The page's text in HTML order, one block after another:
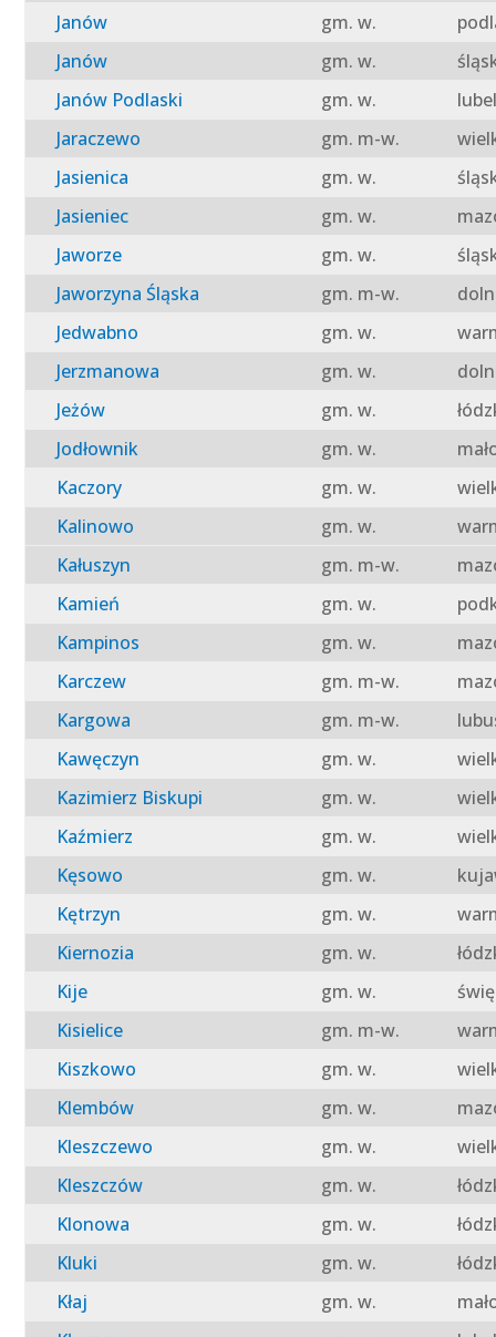
Janów gm. w.
Janów
gm. w.
Janów Podlaski
gm. w.
Jaraczewo
gm. m-w.
Jasienica
gm. w.
Jasieniec
gm. w.
Jaworze
gm. w.
Jaworzyna Śląska
gm. m-w.
Jedwabno
gm. w.
Jerzmanowa
gm. w.
Jeżów
gm. w.
Jodłownik
gm. w.
Kaczory
gm. w.
Kalinowo
gm. w.
Kałuszyn
gm. m-w.
Kamień
gm. w.
Kampinos
gm. w.
Karczew
gm. m-w.
Kargowa
gm. m-w.
Kawęczyn
gm. w.
Kazimierz Biskupi
gm. w.
Kaźmierz
gm. w.
Kęsowo
gm. w.
Kętrzyn
gm. w.
Kiernozia
gm. w.
Kije
gm. w.
Kisielice
gm. m-w.
Kiszkowo
gm. w.
Klembów
gm. w.
Kleszczewo
gm. w.
Kleszczów
gm. w.
Klonowa
gm. w.
Kluki
gm. w.
Kłaj
gm. w.